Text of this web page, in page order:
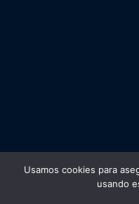
Usamos cookies para
usando